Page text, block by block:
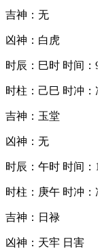
吉神：无
凶神：白虎
时辰：巳时 时间：
时柱：己巳 时冲
吉神：玉堂
凶神：无
时辰：午时 时间：
时柱：庚午 时冲
吉神：日禄
凶神：天牢 日害